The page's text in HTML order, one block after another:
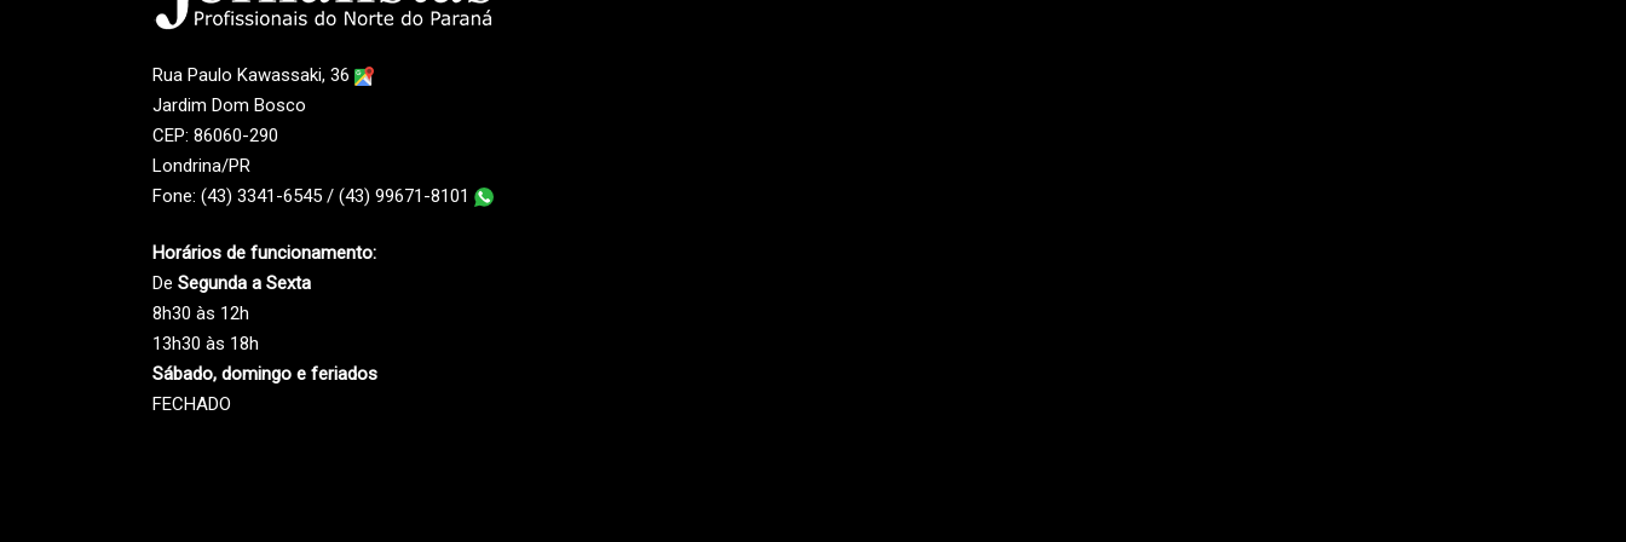
Rua Paulo Kawassaki, 36
Jardim Dom Bosco
CEP: 86060-290
Londrina/PR
Fone: (43) 3341-6545 / (43) 99671-8101
Horários de funcionamento:
De Segunda a Sexta
8h30 às 12h
13h30 às 18h
Sábado, domingo e feriados
FECHADO